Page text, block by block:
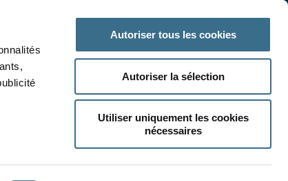
Autoriser tous les cookies
Autoriser la sélection
Utiliser uniquement les cookies
nécessaires